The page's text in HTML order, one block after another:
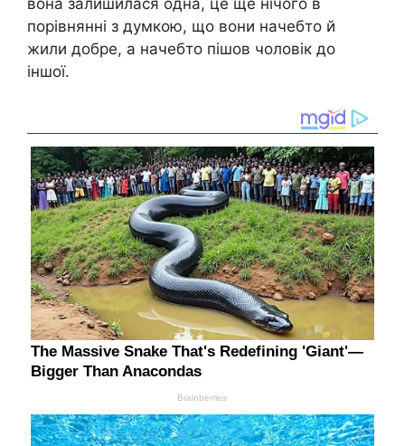
вона залишилася одна, це ще нічого в
порівнянні з думкою, що вони начебто й
жили добре, а начебто пішов чоловік до
іншої.